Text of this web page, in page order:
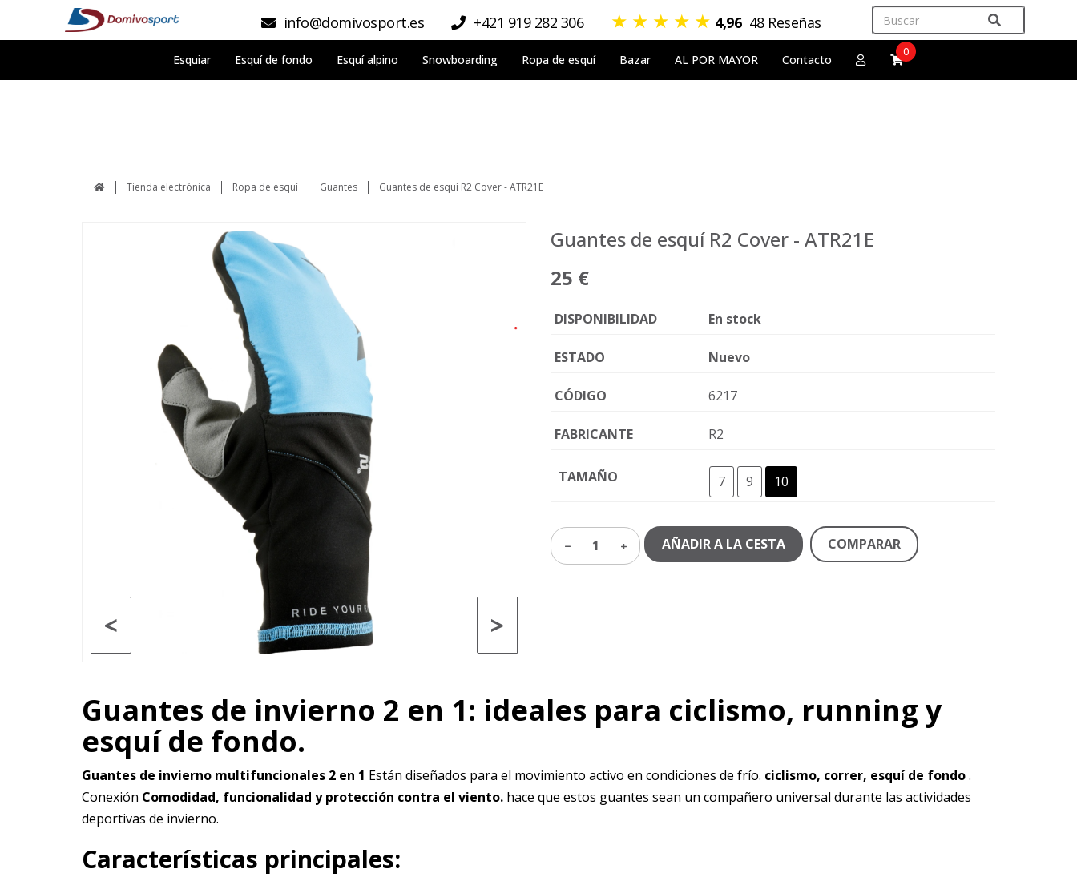
info@domivosport.es +421 919 282 306 ★ ★ ★ ★ ★ 4,96 48 Reseñas
Esquiar Esquí de fondo Esquí alpino Snowboarding Ropa de esquí Bazar AL POR MAYOR Contacto
0
Tienda electrónica Ropa de esquí Guantes Guantes de esquí R2 Cover - ATR21E
>
<
Guantes de esquí R2 Cover - ATR21E
25 €
DISPONIBILIDAD En stock
ESTADO Nuevo
CÓDIGO 6217
FABRICANTE R2
TAMAÑO 7 9 10
1 AÑADIR A LA CESTA COMPARAR
Guantes de invierno 2 en 1: ideales para ciclismo, running y
esquí de fondo.
Guantes de invierno multifuncionales 2 en 1 Están diseñados para el movimiento activo en condiciones de frío. ciclismo, correr, esquí de fondo.
Conexión Comodidad, funcionalidad y protección contra el viento. hace que estos guantes sean un compañero universal durante las actividades
deportivas de invierno.
Características principales: